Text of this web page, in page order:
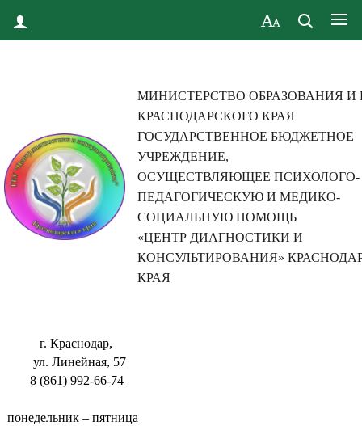
МИНИСТЕРСТВО ОБРАЗОВАНИЯ И
КРАСНОДАРСКОГО КРАЯ
ГОСУДАРСТВЕННОЕ БЮДЖЕТНОЕ
УЧРЕЖДЕНИЕ,
ОСУЩЕСТВЛЯЮЩЕЕ ПСИХОЛОГО-
ПЕДАГОГИЧЕСКУЮ И МЕДИКО-
СОЦИАЛЬНУЮ ПОМОЩЬ
«ЦЕНТР ДИАГНОСТИКИ И
КОНСУЛЬТИРОВАНИЯ»
КРАЯ
г. Краснодар,
ул. Линейная, 57
8 (861) 992-66-74
понедельник – пятница